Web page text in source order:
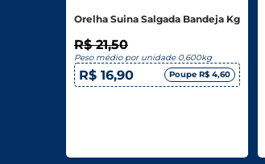
Orelha Suina Salgada Bandeja Kg
R$ 21,50
Peso médio por unidade 0,600kg
R$ 16,90 Poupe R$ 4,60